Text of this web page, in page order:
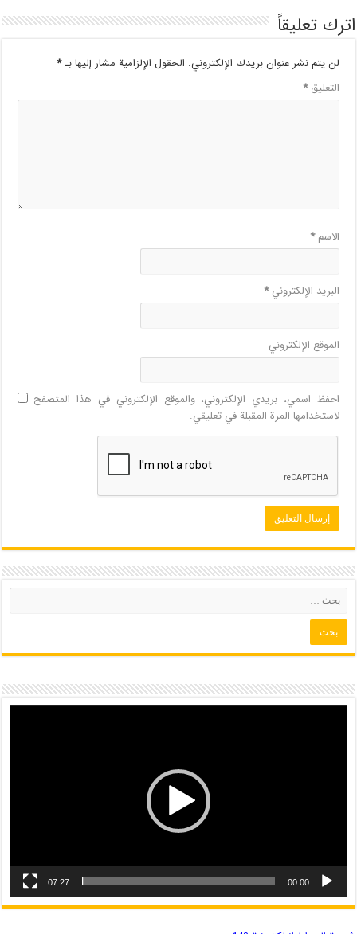
اترك تعليقاً
لن يتم نشر عنوان بريدك الإلكتروني. الحقول الإلزامية مشار إليها بـ*
التعليق*
الاسم*
البريد الإلكتروني*
الموقع الإلكتروني
احفظ اسمي، بريدي الإلكتروني، والموقع الإلكتروني في هذا المتصفح
لاستخدامها المرة المقبلة في تعليقي.
00:00
07:27